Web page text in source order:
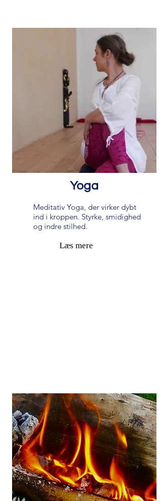
Yoga
Meditativ Yoga, der virker dybt
ind i kroppen. Styrke, smidighed
og indre stilhed.
Læs mere